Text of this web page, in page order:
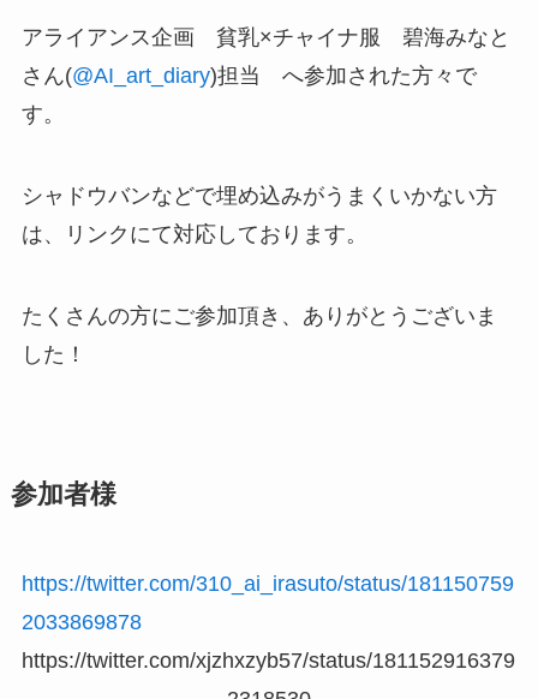
アライアンス企画 貧乳×チャイナ服 碧海みなと
さん(@AI_art_diary)担当 へ参加された方々で
す。
シャドウバンなどで埋め込みがうまくいかない方
は、リンクにて対応しております。
たくさんの方にご参加頂き、ありがとうございま
した！
参加者様
https://twitter.com/310_ai_irasuto/status/181150759
2033869878
https://twitter.com/xjzhxzyb57/status/181152916379